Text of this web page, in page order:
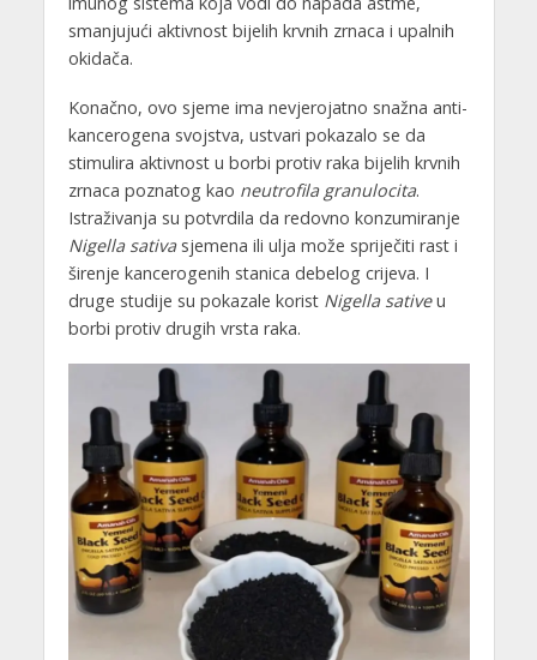
smanjujući aktivnost bijelih krvnih zrnaca i upalnih
okidača.
Konačno, ovo sjeme ima nevjerojatno snažna anti-
kancerogena svojstva, ustvari pokazalo se da
stimulira aktivnost u borbi protiv raka bijelih krvnih
zrnaca poznatog kao neutrofila granulocita.
Istraživanja su potvrdila da redovno konzumiranje
Nigella sativasjemena ili ulja može spriječiti rast i
širenje kancerogenih stanica debelog crijeva. I
druge studije su pokazale korist Nigella sativeu
borbi protiv drugih vrsta raka.